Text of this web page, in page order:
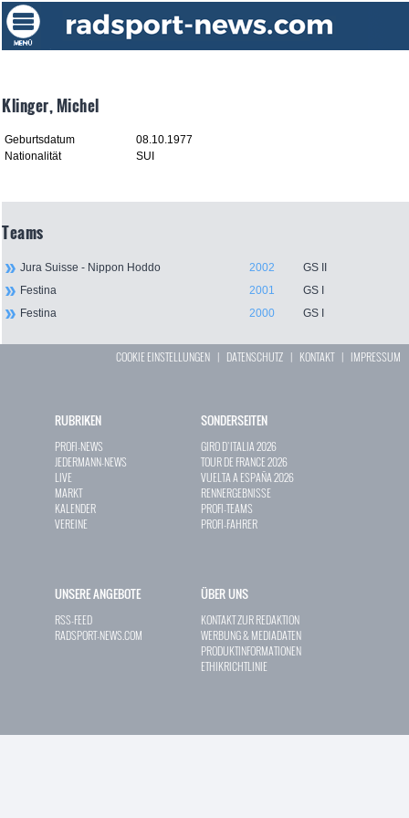
Klinger, Michel
Geburtsdatum
08.10.1977
Nationalität
SUI
Teams
Jura Suisse - Nippon Hoddo 2002
GS II
Festina
2001
GS I
Festina
2000 GS I
COOKIE EINSTELLUNGEN | DATENSCHUTZ | KONTAKT| IMPRESSUM
RUBRIKEN
PROFI-NEWS
JEDERMANN-NEWS
LIVE
MARKT
KALENDER
VEREINE
SONDERSEITEN
GIRO D`ITALIA 2026
TOUR DE FRANCE 2026
VUELTA A ESPAÑA 2026
RENNERGEBNISSE
PROFI-TEAMS
PROFI-FAHRER
UNSERE ANGEBOTE
RSS-FEED
RADSPORT-NEWS.COM
ÜBER UNS
KONTAKT ZUR REDAKTION
WERBUNG & MEDIADATEN
PRODUKTINFORMATIONEN
ETHIKRICHTLINIE